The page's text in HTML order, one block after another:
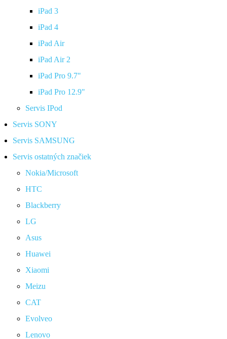
iPad 3
iPad 4
iPad Air
iPad Air 2
iPad Pro 9.7"
iPad Pro 12.9"
Servis IPod
Servis SONY
Servis SAMSUNG
Servis ostatných značiek
Nokia/Microsoft
HTC
Blackberry
LG
Asus
Huawei
Xiaomi
Meizu
CAT
Evolveo
Lenovo